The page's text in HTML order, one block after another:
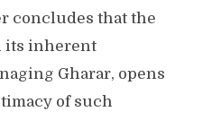
concludes that the
its inherent
Gharar, opens
of such